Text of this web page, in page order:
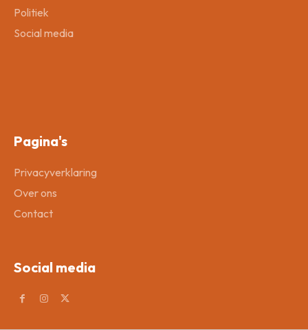
Politiek
Social media
Pagina's
Privacyverklaring
Over ons
Contact
Social media